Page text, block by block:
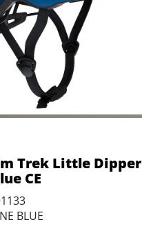
Trek Little Dipper
CE
BLUE